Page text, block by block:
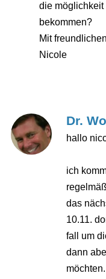
die möglichkeit
bekommen?
Mit
Nicole
Dr.
hallo
ich
das
10.11.
fall um
dann